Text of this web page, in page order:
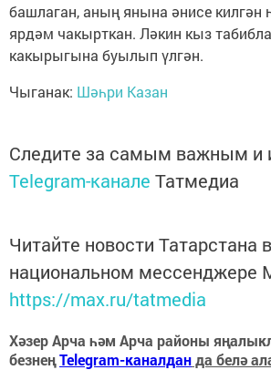
башлаган, аның янына әнисе
ярдәм чакырткан. Ләкин кыз
какырыгына буылып үлгән.
Чыганак: Шәһри Казан
Следите за самым важным и
Telegram-канале Татмедиа
Читайте новости Татарстана в
национальном мессенджере
https://max.ru/tatmedia
Хәзер Арча һәм Арча районы
безнеңTelegram-каналданда белә